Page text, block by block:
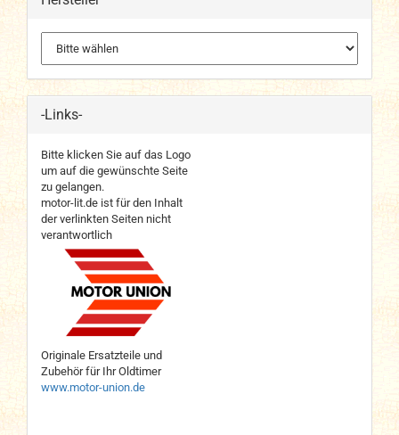
-Links-
Bitte klicken Sie auf das Logo
um auf die gewünschte Seite
zu gelangen.
motor-lit.de ist für den Inhalt
der verlinkten Seiten nicht
verantwortlich
Originale Ersatzteile und
Zubehör für Ihr Oldtimer
www.motor-union.de